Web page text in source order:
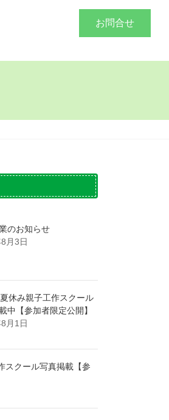
お問合せ
のお知らせ
月3日
休み親子工作スクール
中【参加者限定公開】
月1日
スクール写真掲載【参